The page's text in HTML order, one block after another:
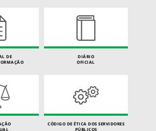
DE
DIÁRIO
OFICIAL
CÓDIGO DE ÉTICA DOS SERVIDORES
PÚBLICOS